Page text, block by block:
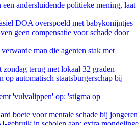
een andersluidende politieke mening, laat
DOA overspoeld met babykonijntjes
geen compensatie voor schade door
man die agenten stak met
zondag terug met lokaal 32 graden
op automatisch staatsburgerschap bij
'vulvalippen' op: 'stigma op
boete voor mentale schade bij jongeren